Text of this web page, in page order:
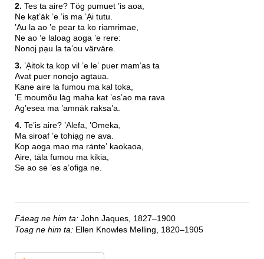
2.Tes ta aire? Tög pumuet ’is aoa,
Ne kạt’ȧk ’e ’is ma ’Ại tutu.
’Ạu la ao ’e pear ta ko riạmrimae,
Ne ao ’e laloag aoga ’e rere:
Nonoj pạu la ta’ou värväre.
3.’Ạitok ta kop vil ’e le’ puer mam’as ta
Avat puer nonojo agtạua.
Kane aire la fumou ma kal toka,
’E moumõu lȧg maha kat ’es’ao ma rava
Ag’esea ma ’amnȧk raksa’a.
4.Te’is aire? ’Alefa, ’Omeka,
Ma siroaf ’e tohiạg ne ava.
Kop aoga mao ma rȧnte’ kaokaoa,
Aire, tȧla fumou ma kikia,
Se ao se ’es a’ofiga ne.
Fäeag ne him ta: John Jaques, 1827–1900
Toag ne him ta: Ellen Knowles Melling, 1820–1905